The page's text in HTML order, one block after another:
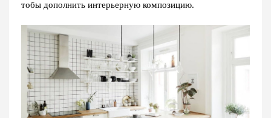
тобы дополнить интерьерную композицию.